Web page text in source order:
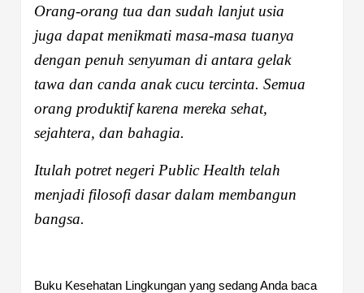
Orang-orang tua dan sudah lanjut usia
juga dapat menikmati masa-masa tuanya
dengan penuh senyuman di antara gelak
tawa dan canda anak cucu tercinta. Semua
orang produktif karena mereka sehat,
sejahtera, dan bahagia.
Itulah potret negeri Public Health telah
menjadi filosofi dasar dalam membangun
bangsa.
Buku Kesehatan Lingkungan yang sedang Anda baca